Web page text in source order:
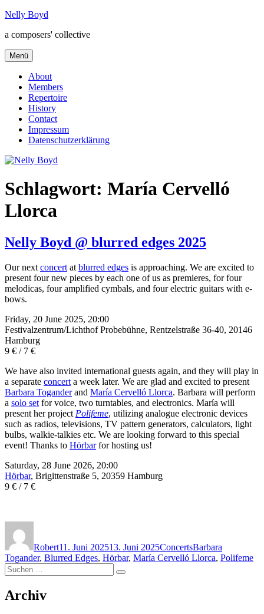
Zum
springen
Nelly Boyd
a composers' collective
Menü
About
Members
Repertoire
History
Contact
Impressum
Datenschutzerklärung
Schlagwort: María Cervelló
Llorca
Nelly Boyd @ blurred edges 2025
Our next concert at blurred edges is approaching. We are excited to
present four new pieces by each one of us as premieres, for four
melodicas, four amplified cymbals, and four electric guitars with e-
bows.
Friday, 20 June 2025, 20:00
Festivalzentrum/Lichthof Probebühne, Rentzelstraße 36-40, 20146
Hamburg
9 € / 7 €
We have also invited international guests again, and they will play in
a separate concert a week later. We are glad and excited to present
Barbara Toganderand María Cervelló Llorca. Barbara will perform
a solo set for voice, two turntables, and electronics. María will
present her project Polifeme, utilizing analogue electronic devices
such as radios, televisions, TV pattern generators, calculators, light
bulbs, walkie-talkies etc. We are looking forward to this special
event! Thanks to Hörbarfor hosting us!
Saturday, 28 June 2026, 20:00
Hörbar, Brigittenstraße 5, 20359 Hamburg
9 € / 7 €
Robert11. Juni 202513. Juni 2025ConcertsBarbara
Togander, Blurred Edges, Hörbar, María Cervelló Llorca, Polifeme
Suchen
nach:
Suchen
Archiv